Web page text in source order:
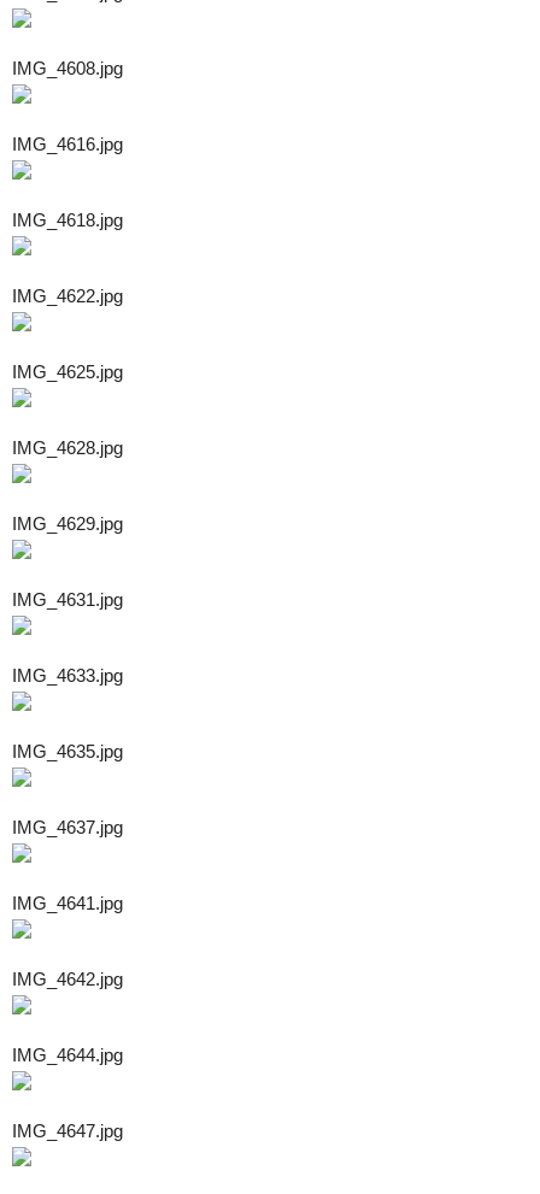
IMG_4608.jpg
IMG_4616.jpg
IMG_4618.jpg
IMG_4622.jpg
IMG_4625.jpg
IMG_4628.jpg
IMG_4629.jpg
IMG_4631.jpg
IMG_4633.jpg
IMG_4635.jpg
IMG_4637.jpg
IMG_4641.jpg
IMG_4642.jpg
IMG_4644.jpg
IMG_4647.jpg